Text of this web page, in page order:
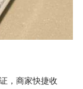
，商家快捷收